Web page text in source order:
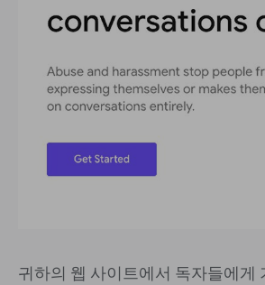
귀하의 웹 사이트에서 독자들에게